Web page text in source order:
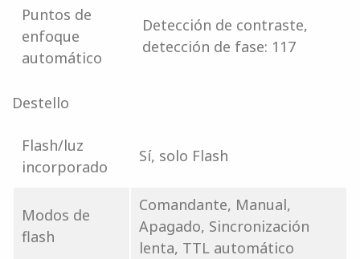
Puntos de
enfoque
automático
Detección de contraste,
detección de fase: 117
Destello
Flash/luz
incorporado
Sí, solo Flash
Modos de
flash
Comandante, Manual,
Apagado, Sincronización
lenta, TTL automático